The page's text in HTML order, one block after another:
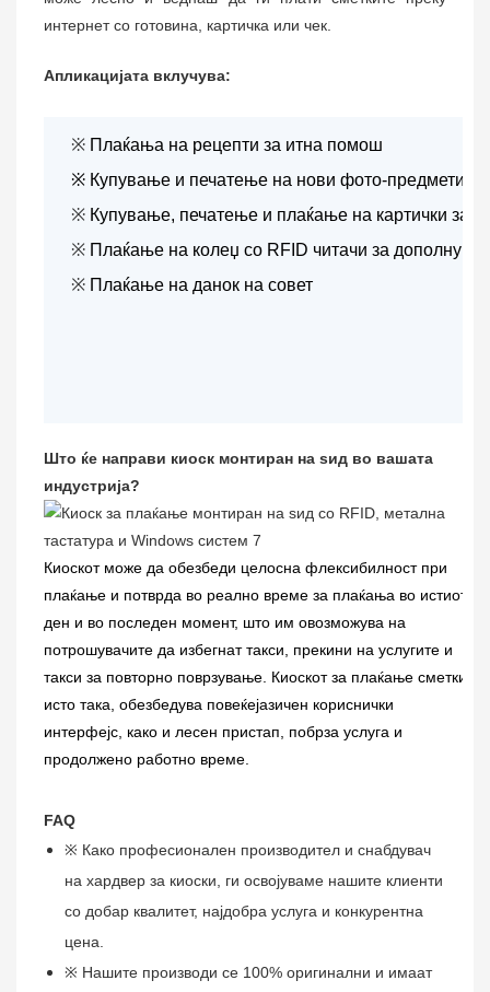
интернет со готовина, картичка или чек.
Апликацијата вклучува:
※ Плаќања на рецепти за итна помош
※ Купување и печатење на нови фото-предмети
※ Купување, печатење и плаќање на картички за
※ Плаќање на колеџ со RFID читачи за
※ Плаќање на данок на совет
Што ќе направи киоск монтиран на ѕид во вашата
индустрија?
Киоскот може да обезбеди целосна флексибилност при
плаќање и потврда во реално време за плаќања во истиот
ден и во последен момент, што им овозможува на
потрошувачите да избегнат такси, прекини на услугите и
такси за повторно поврзување. Киоскот за плаќање сметки,
исто така, обезбедува повеќејазичен кориснички
интерфејс, како и лесен пристап, побрза услуга и
продолжено работно време.
FAQ
※ Како професионален производител и снабдувач
на хардвер за киоски, ги освојуваме нашите клиенти
со добар квалитет, најдобра услуга и конкурентна
цена.
※ Нашите производи се 100% оригинални и имаат